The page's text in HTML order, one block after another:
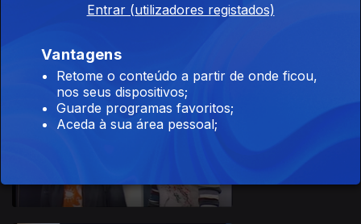
06 abr. 2017
Entrar (utilizadores registados)
Vantagens
Retome o conteúdo a partir de onde ficou,
nos seus dispositivos;
Guarde programas favoritos;
Aceda à sua área pessoal;